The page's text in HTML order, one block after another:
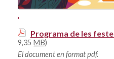
.
Programa de les
9,35 MB)
El document en format pdf.